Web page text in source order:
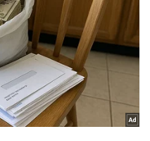
Ô tô - Xe máy
Ô tô
Xe máy
Tư vấn